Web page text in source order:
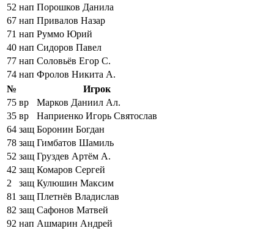
52 нап Порошков Данила
67 нап Привалов Назар
71 нап Руммо Юрий
40 нап Сидоров Павел
77 нап Соловьёв Егор С.
74 нап Фролов Никита А.
№
Игрок
75 вр
Марков Даниил Ал.
35 вр
Наприенко Игорь Святослав
64 защ Боронин Богдан
78 защ Гимбатов Шамиль
52 защ Груздев Артём А.
42 защ Комаров Сергей
2
защ Кулюшин Максим
81 защ Плетнёв Владислав
82 защ Сафонов Матвей
92 нап Ашмарин Андрей